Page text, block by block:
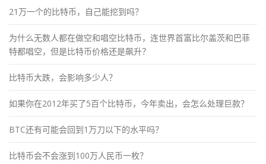
21万一个的比特币，自己能挖到吗？
为什么无数人都在做空和唱空比特币，连世界首富比尔盖茨和巴菲
特都唱空，但是比特币价格还是飙升？
比特币大跌，会影响多少人？
如果你在2012年买了5百个比特币，今年卖出，会怎么处理巨款？
BTC还有可能会回到1万刀以下的水平吗？
比特币会不会涨到100万人民币一枚？